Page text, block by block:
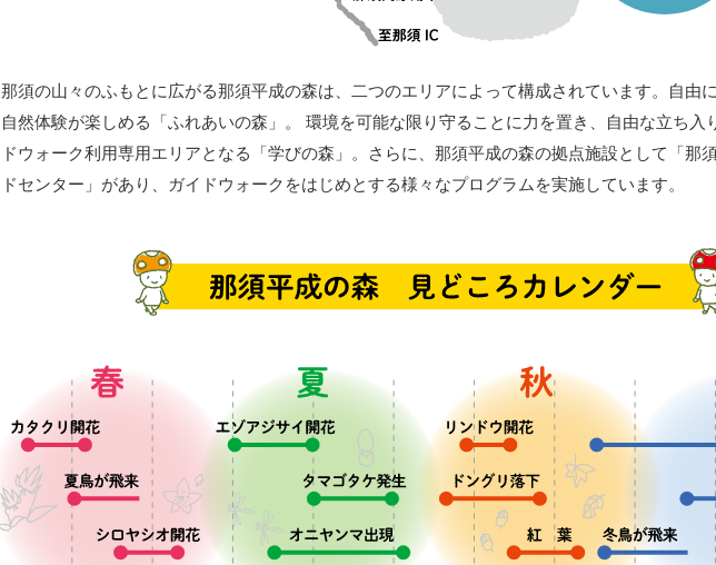
那須の山々のふもとに広がる那須平成の森は、二つのエリアによって構成されています。自由に
自然体験が楽しめる「ふれあいの森」。 環境を可能な限り守ることに力を置き、自由な立ち入
ドウォーク利用専用エリアとなる「学びの森」。さらに、那須平成の森の拠点施設として「那
ドセンター」があり、ガイドウォークをはじめとする様々なプログラムを実施しています。